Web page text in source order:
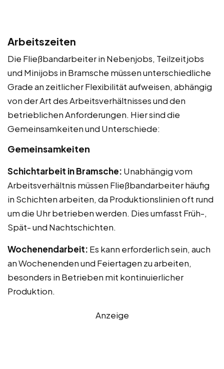
Arbeitszeiten
Die Fließbandarbeiter in Nebenjobs, Teilzeitjobs
und Minijobs in Bramsche müssen unterschiedliche
Grade an zeitlicher Flexibilität aufweisen, abhängig
von der Art des Arbeitsverhältnisses und den
betrieblichen Anforderungen. Hier sind die
Gemeinsamkeiten und Unterschiede:
Gemeinsamkeiten
Schichtarbeit in Bramsche: Unabhängig vom
Arbeitsverhältnis müssen Fließbandarbeiter häufig
in Schichten arbeiten, da Produktionslinien oft rund
um die Uhr betrieben werden. Dies umfasst Früh-,
Spät- und Nachtschichten.
Wochenendarbeit: Es kann erforderlich sein, auch
an Wochenenden und Feiertagen zu arbeiten,
besonders in Betrieben mit kontinuierlicher
Produktion.
Anzeige